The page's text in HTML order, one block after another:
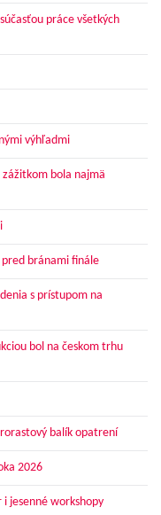
práce všetkých
výhľadmi
zážitkom bola najmä
bránami finále
s prístupom na
bol na českom trhu
balík opatrení
2026
jesenné workshopy